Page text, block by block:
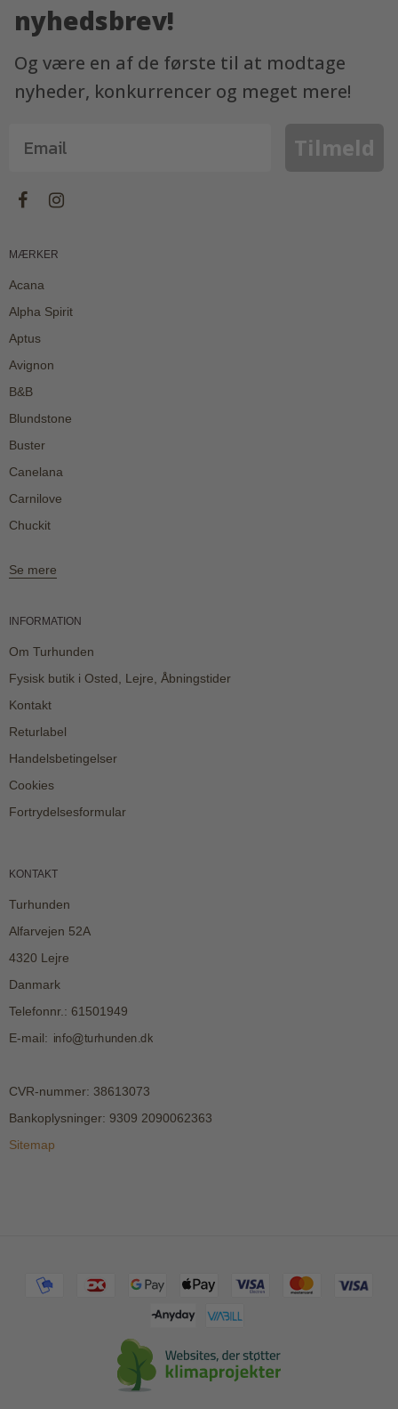
nyhedsbrev!
Og være en af de første til at modtage
nyheder, konkurrencer og meget mere!
Tilmeld
MÆRKER
Acana
Alpha Spirit
Aptus
Avignon
B&B
Blundstone
Buster
Canelana
Carnilove
Chuckit
Se mere
INFORMATION
Om Turhunden
Fysisk butik i Osted, Lejre, Åbningstider
Kontakt
Returlabel
Handelsbetingelser
Cookies
Fortrydelsesformular
KONTAKT
Turhunden
Alfarvejen 52A
4320 Lejre
Danmark
Telefonnr. : 61501949
E-mail:
CVR-nummer: 38613073
Bankoplysninger: 9309 2090062363
Sitemap